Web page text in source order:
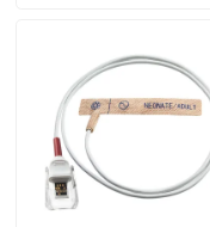
Circa noi
Giro della fabbrica